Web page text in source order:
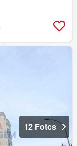
12 Fotos